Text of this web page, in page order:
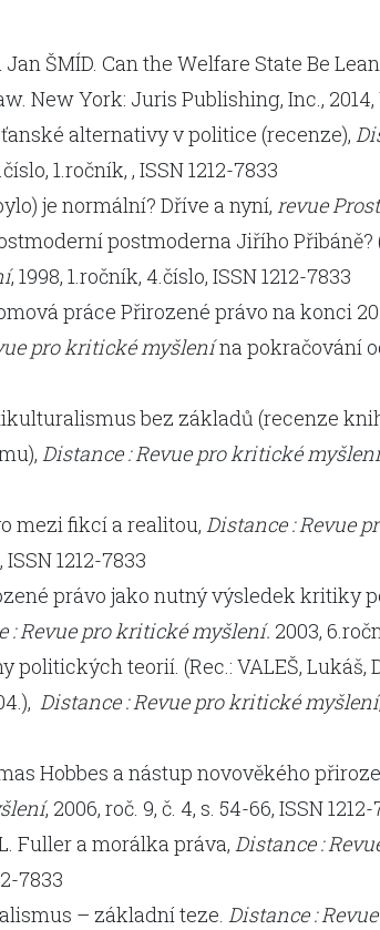
Jan ŠMÍD. Can the Welfare State Be
New York: Juris Publishing, Inc., 2014,
alternativy v politice (recenze),
1.ročník, , ISSN 1212-7833
je normální? Dříve a nyní, revue
postmoderna Jiřího Přibáně?
, 1998, 1.ročník, 4.číslo, ISSN 1212-7833
práce Přirozené právo na konci
pro kritické myšlenína pokračování
bez základů (recenze
Distance : Revue pro kritické myšlení
mezi fikcí a realitou, Distance : Revue
1212-7833
právo jako nutný výsledek kritiky
: Revue pro kritické myšlení. 2003,
politických teorií. (Rec.: VALEŠ,
Distance : Revue pro kritické myšlení
Hobbes a nástup novověkého
, 2006, roč. 9, č. 4, s. 54-66, ISSN
Fuller a morálka práva, Distance :
7833
– základní teze. Distance :